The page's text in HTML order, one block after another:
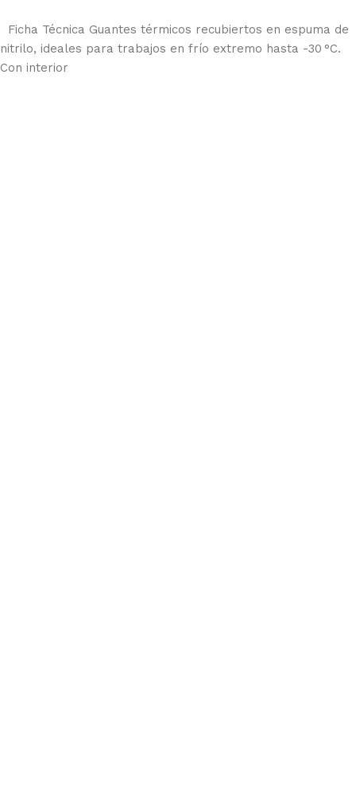
Ficha Técnica Guantes térmicos recubiertos en espuma de
nitrilo, ideales para trabajos en frío extremo hasta -30 °C.
Con interior